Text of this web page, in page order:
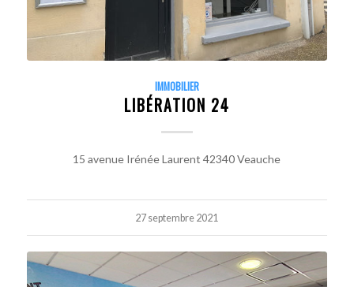
IMMOBILIER
LIBÉRATION 24
15 avenue Irénée Laurent 42340 Veauche
27 septembre 2021